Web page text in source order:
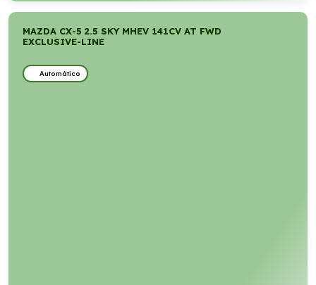
MAZDA CX-5 2.5 SKY MHEV 141CV AT FWD
EXCLUSIVE-LINE
Automático